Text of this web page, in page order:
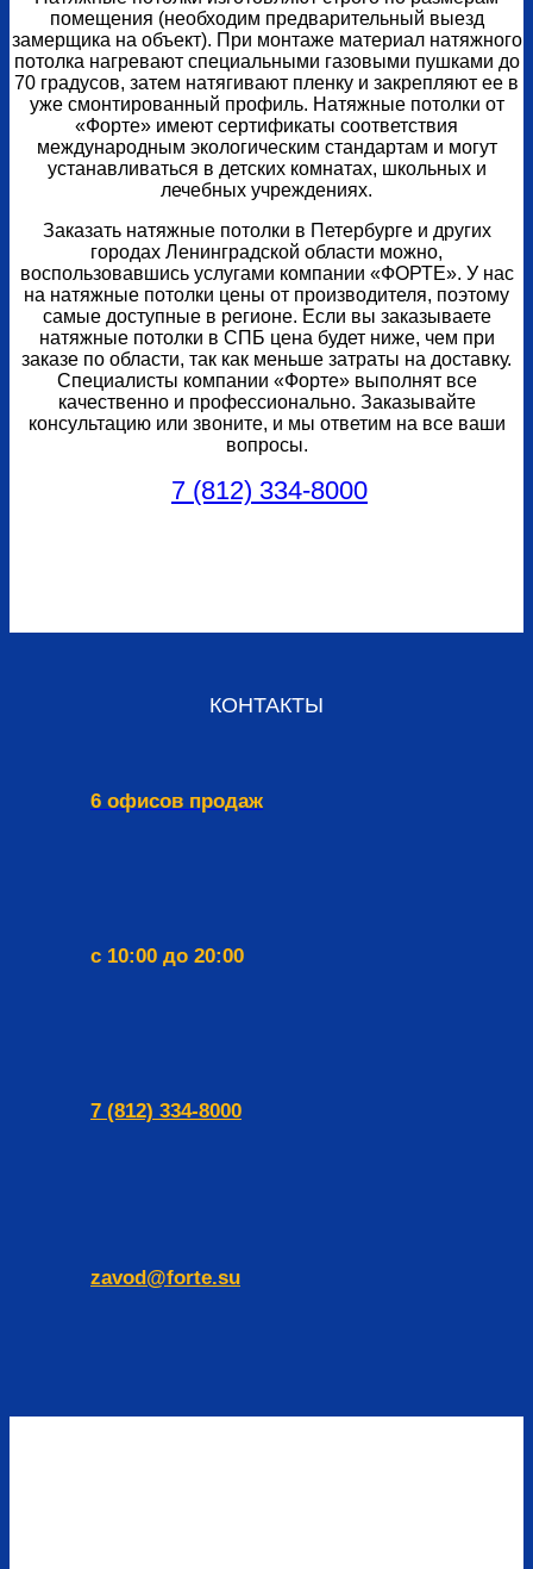
помещения (необходим предварительный выезд
замерщика на объект). При монтаже материал натяжного
потолка нагревают специальными газовыми пушками до
70 градусов, затем натягивают пленку и закрепляют ее в
уже смонтированный профиль. Натяжные потолки от
«Форте» имеют сертификаты соответствия
международным экологическим стандартам и могут
устанавливаться в детских комнатах, школьных и
лечебных учреждениях.
Заказать натяжные потолки в Петербурге и других
городах Ленинградской области можно,
воспользовавшись услугами компании «ФОРТЕ». У нас
на натяжные потолки цены от производителя, поэтому
самые доступные в регионе. Если вы заказываете
натяжные потолки в СПБ цена будет ниже, чем при
заказе по области, так как меньше затраты на доставку.
Специалисты компании «Форте» выполнят все
качественно и профессионально. Заказывайте
консультацию или звоните, и мы ответим на все ваши
вопросы.
7 (812) 334-8000
КОНТАКТЫ
6 офисов продаж
с 10:00 до 20:00
7 (812) 334-8000
zavod@forte.su